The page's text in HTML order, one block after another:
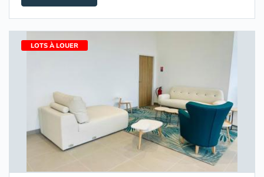
LOTS À LOUER